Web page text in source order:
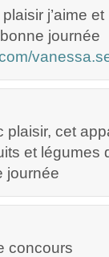
j’aime
journée
plaisir, cet
et légumes
journée
concours